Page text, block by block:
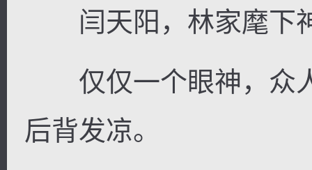
闫天阳，林家麾下
仅仅一个眼神，众
后背发凉。